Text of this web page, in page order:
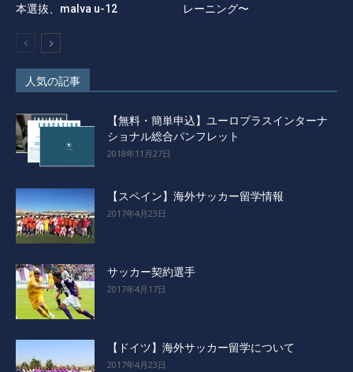
本選抜、malva u-12
レーニング〜
人気の記事
【無料・簡単申込】ユーロプラスインターナ
ショナル総合パンフレット
2018年11月27日
【スペイン】海外サッカー留学情報
2017年4月23日
サッカー契約選手
2017年4月17日
【ドイツ】海外サッカー留学について
2017年4月23日